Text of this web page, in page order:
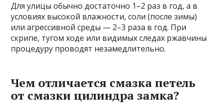
Для улицы обычно достаточно 1–2 раз в год, а в
условиях высокой влажности, соли (после зимы)
или агрессивной среды — 2–3 раза в год. При
скрипе, тугом ходе или видимых следах ржавчины
процедуру проводят незамедлительно.
Чем отличается смазка петель
от смазки цилиндра замка?